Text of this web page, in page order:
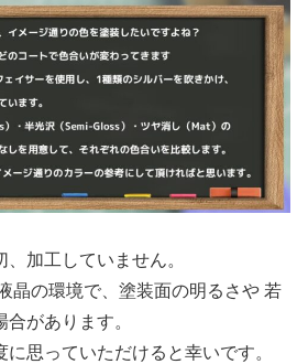
加工していません。
晶の環境で、塗装面の明るさや 若
があります。
思っていただけると幸いです。